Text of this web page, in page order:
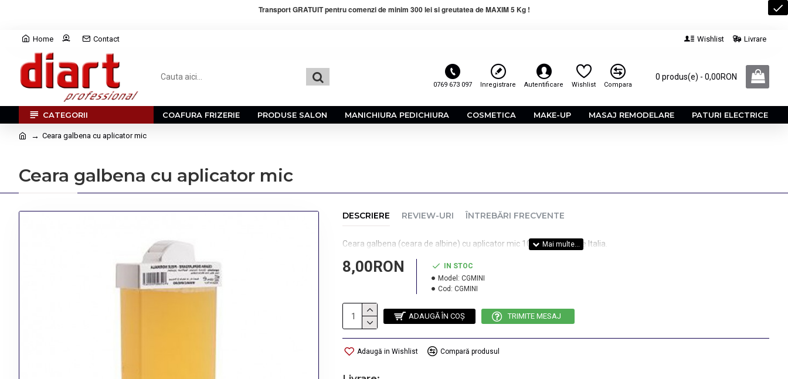
Transport GRATUIT pentru comenzi de minim 300 lei si greutatea de MAXIM 5 Kg !
Home Contact Wishlist Livrare
0769 673 097 Inregistrare Autentificare Wishlist Compara
0 produs(e) - 0,00RON
CATEGORII COAFURA FRIZERIE PRODUSE SALON MANICHIURA PEDICHIURA COSMETICA MAKE-UP MASAJ REMODELARE PATURI ELECTRICE
Ceara galbena cu aplicator mic
Ceara galbena cu aplicator mic
DESCRIERE REVIEW-URI ÎNTREBĂRI FRECVENTE
Ceara galbena (ceara de albine) cu aplicator mic 100 ml. Productie Italia.
8,00RON
IN STOC
Model: CGMINI
Cod: CGMINI
ADAUGĂ ÎN COŞ TRIMITE MESAJ
Adaugă in Wishlist Compară produsul